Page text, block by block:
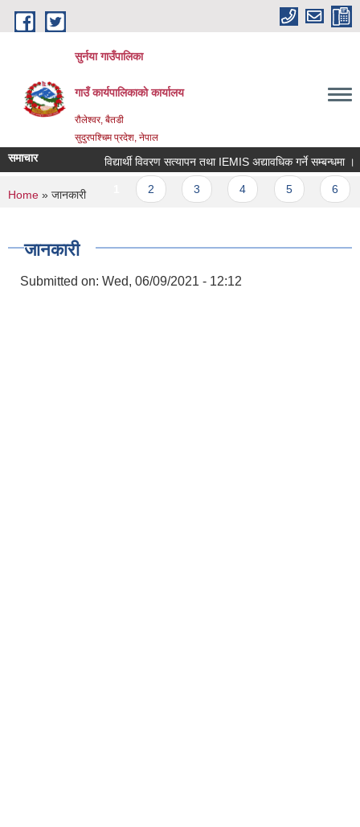
Skip to main content
सुर्नया गाउँपालिका
गाउँ कार्यपालिकाकाे कार्यालय
रौलेश्वर, बैतडी
सुदुरपश्चिम प्रदेश, नेपाल
समाचार विद्यार्थी विवरण सत्यापन तथा IEMIS अद्यावधिक गर्ने सम्बन्धमा ।
Pages
2 3 4 5 6
You are here
Home » जानकारी
जानकारी
Submitted on: Wed, 06/09/2021 - 12:12